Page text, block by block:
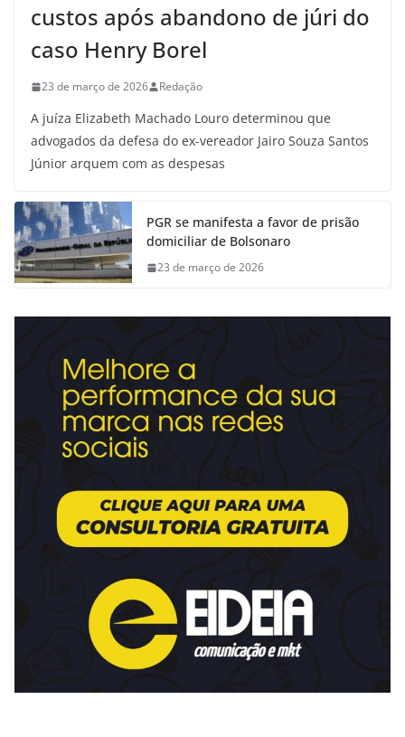
custos após abandono de júri do
caso Henry Borel
23 de março de 2026 Redação
A juíza Elizabeth Machado Louro determinou que
advogados da defesa do ex-vereador Jairo Souza Santos
Júnior arquem com as despesas
PGR se manifesta a favor de prisão
domiciliar de Bolsonaro
23 de março de 2026